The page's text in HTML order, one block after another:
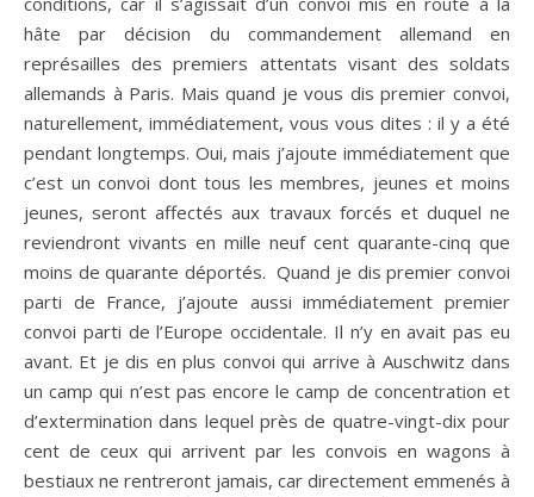
hâte par décision du commandement allemand en
représailles des premiers attentats visant des soldats
allemands à Paris. Mais quand je vous dis premier convoi,
naturellement, immédiatement, vous vous dites : il y a été
pendant longtemps. Oui, mais j’ajoute immédiatement que
c’est un convoi dont tous les membres, jeunes et moins
jeunes, seront affectés aux travaux forcés et duquel ne
reviendront vivants en mille neuf cent quarante-cinq que
moins de quarante déportés. Quand je dis premier convoi
parti de France, j’ajoute aussi immédiatement premier
convoi parti de l’Europe occidentale. Il n’y en avait pas eu
avant. Et je dis en plus convoi qui arrive à Auschwitz dans
un camp qui n’est pas encore le camp de concentration et
d’extermination dans lequel près de quatre-vingt-dix pour
cent de ceux qui arrivent par les convois en wagons à
bestiaux ne rentreront jamais, car directement emmenés à